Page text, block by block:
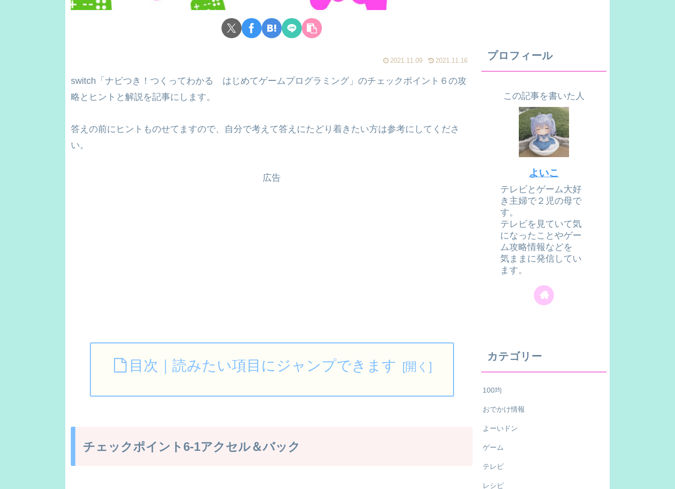
2021.11.09 2021.11.16
switch「ナビつき！つくってわかる はじめてゲームプログラミング」のチェックポイント６の攻
略とヒントと解説を記事にします。
答えの前にヒントものせてますので、自分で考えて答えにたどり着きたい方は参考にしてくださ
い。
広告
目次｜読みたい項目にジャンプできます
チェックポイント6-1アクセル＆バック
プロフィール
この記事を書いた人
よいこ
テレビとゲーム大好
き主婦で２児の母で
す。
テレビを見ていて気
になったことやゲー
ム攻略情報などを
気ままに発信してい
ます。
カテゴリー
100均
おでかけ情報
よーいドン
ゲーム
テレビ
レシピ